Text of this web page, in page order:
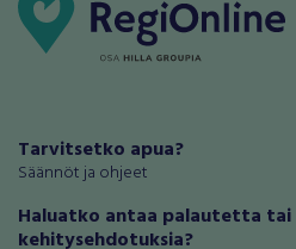
Tarvitsetko apua?
Säännöt ja ohjeet
Haluatko antaa palautetta tai
kehitysehdotuksia?